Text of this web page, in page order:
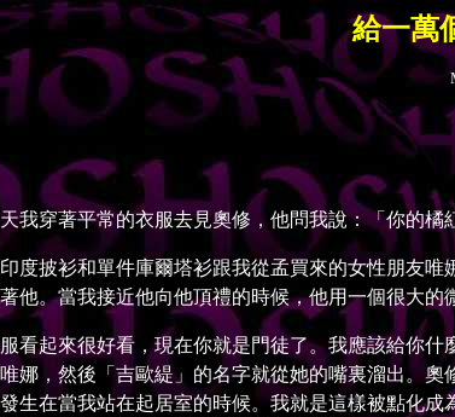
給一萬
著平常的衣服去見奧修，他問我說：「你的橘
披衫和單件庫爾塔衫跟我從孟買來的女性朋友唯
他。當我接近他向他頂禮的時候，他用一個很大
起來很好看，現在你就是門徒了。我應該給你什
娜，然後「吉歐緹」的名字就從她的嘴裏溜出。
生在當我站在起居室的時候。我就是這樣被點化